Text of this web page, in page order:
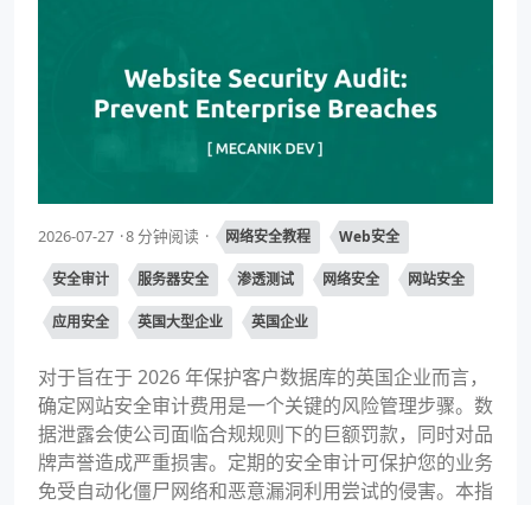
2026-07-27 8 分钟阅读 网络安全教程 Web安全
安全审计 服务器安全 渗透测试 网络安全 网站安全
应用安全 英国大型企业 英国企业
对于旨在于 2026 年保护客户数据库的英国企业而言，
确定网站安全审计费用是一个关键的风险管理步骤。数
据泄露会使公司面临合规规则下的巨额罚款，同时对品
牌声誉造成严重损害。定期的安全审计可保护您的业务
免受自动化僵尸网络和恶意漏洞利用尝试的侵害。本指